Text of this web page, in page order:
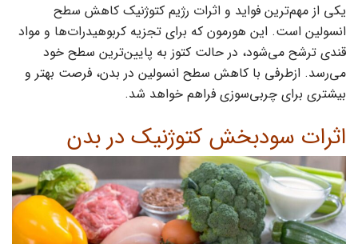
یکی از مهم‌ترین فواید و اثرات رژیم کتوژنیک کاهش سطح
انسولین است. این هورمون که برای تجزیه کربوهیدرات‌ها و مواد
قندی ترشح می‌شود، در حالت کتوز به پایین‌ترین سطح خود
می‌رسد. ازطرفی با کاهش سطح انسولین در بدن، فرصت بهتر و
بیشتری برای چربی‌سوزی فراهم خواهد شد.
اثرات سودبخش کتوژنیک در بدن